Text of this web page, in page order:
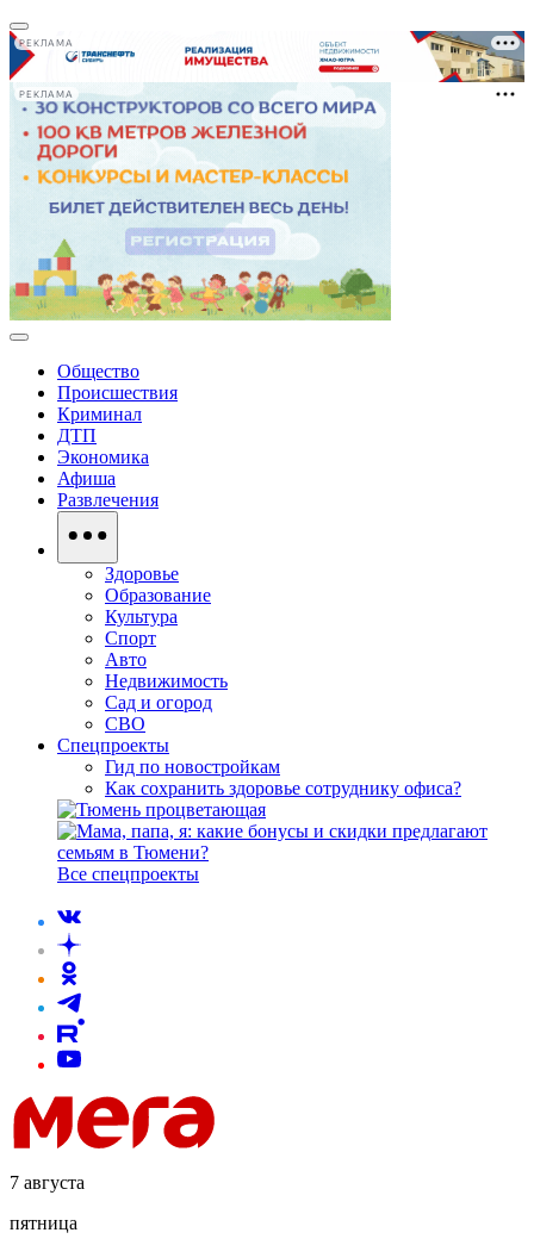
РЕКЛАМА
РЕКЛАМА
Общество
Происшествия
Криминал
ДТП
Экономика
Афиша
Развлечения
Здоровье
Образование
Культура
Спорт
Авто
Недвижимость
Сад и огород
СВО
Спецпроекты
Гид по новостройкам
Как сохранить здоровье сотруднику офиса?
Все спецпроекты
7 августа
пятница